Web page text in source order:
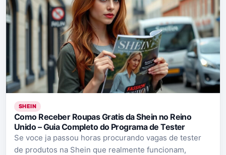
SHEIN
Como Receber Roupas Gratis da Shein no Reino
Unido – Guia Completo do Programa de Tester
Se voce ja passou horas procurando vagas de tester
de produtos na Shein que realmente funcionam,